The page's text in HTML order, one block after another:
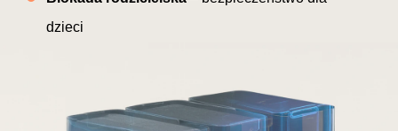
dzieci